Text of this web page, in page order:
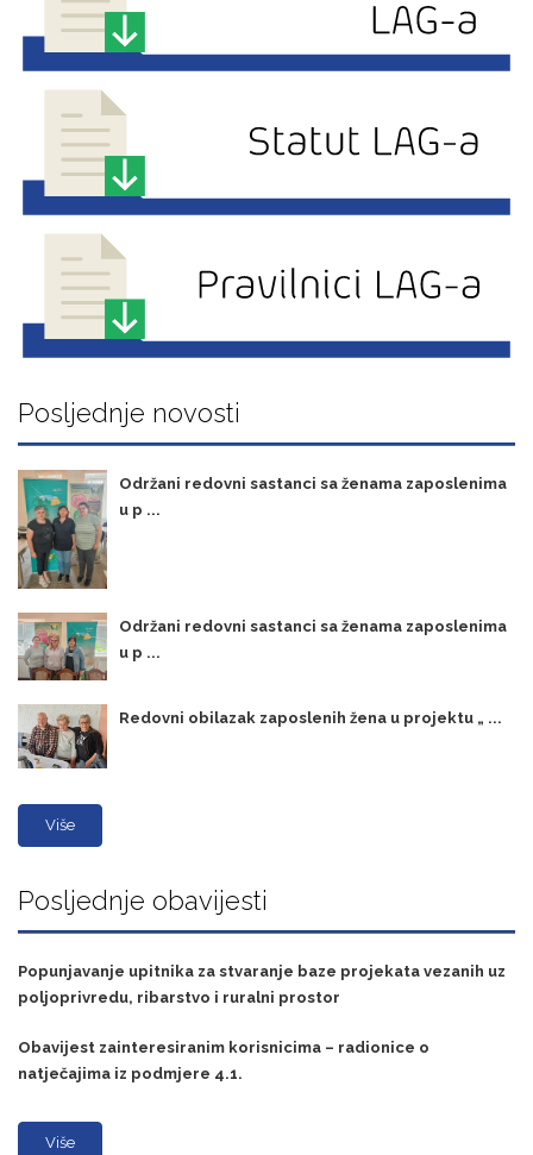
Posljednje novosti
Održani redovni sastanci sa ženama zaposlenima
u p ...
Održani redovni sastanci sa ženama zaposlenima
u p ...
Redovni obilazak zaposlenih žena u projektu „ ...
Više
Posljednje obavijesti
Popunjavanje upitnika za stvaranje baze projekata vezanih uz
poljoprivredu, ribarstvo i ruralni prostor
Obavijest zainteresiranim korisnicima – radionice o
natječajima iz podmjere 4.1.
Više